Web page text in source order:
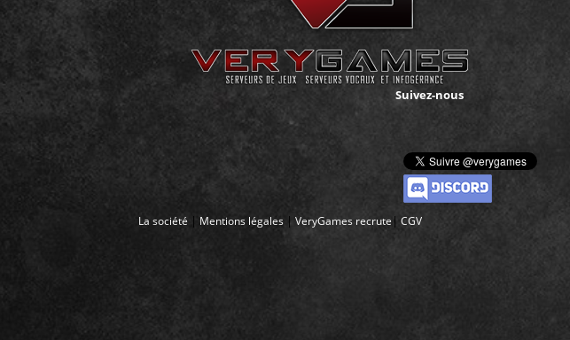
Suivez-nous
La société | Mentions légales | VeryGames recrute | CGV